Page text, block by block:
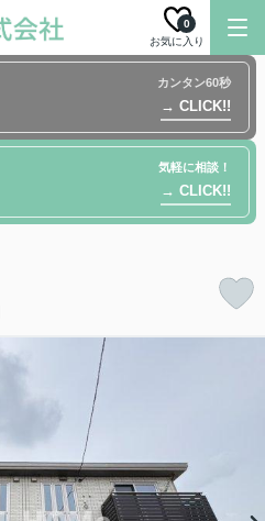
お気に入り
0
カンタン60秒
→ CLICK!!
気軽に相談！
→ CLICK!!